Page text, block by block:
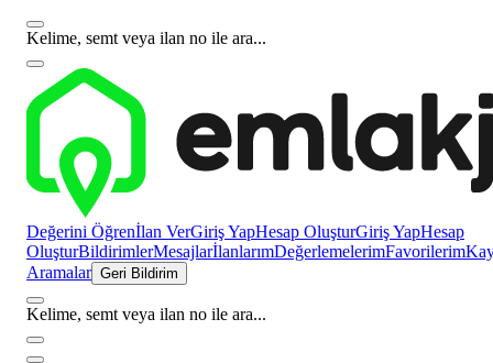
Kelime, semt veya ilan no ile ara...
Değerini Öğrenİlan VerGiriş YapHesap OluşturGiriş YapHesap
OluşturBildirimlerMesajlarİlanlarımDeğerlemelerimFavorilerim
Aramalar Geri Bildirim
Kelime, semt veya ilan no ile ara...